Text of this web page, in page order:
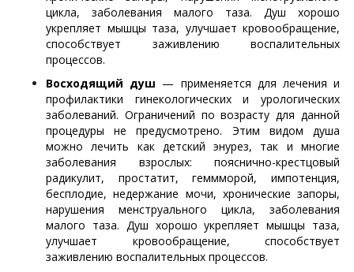
цикла, заболевания малого таза. Душ хорошо
укрепляет мышцы таза, улучшает кровообращение,
способствует заживлению воспалительных
процессов.
Восходящий душ — применяется для лечения и
профилактики гинекологических и урологических
заболеваний. Ограничений по возрасту для данной
процедуры не предусмотрено. Этим видом душа
можно лечить как детский энурез, так и многие
заболевания взрослых: пояснично-крестцовый
радикулит, простатит, геммморой, импотенция,
бесплодие, недержание мочи, хронические запоры,
нарушения менструального цикла, заболевания
малого таза. Душ хорошо укрепляет мышцы таза,
улучшает кровообращение, способствует
заживлению воспалительных процессов.